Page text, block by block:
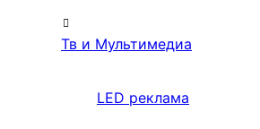
Тв и Мультимедиа
LED реклама